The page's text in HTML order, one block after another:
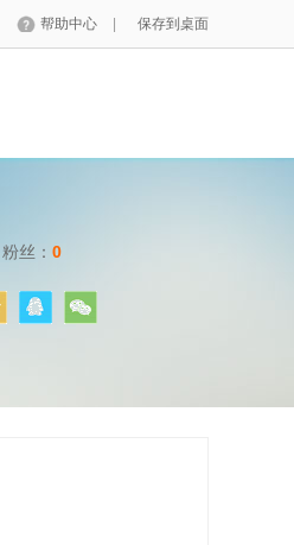
帮助中心 保存到桌面
粉丝： 0